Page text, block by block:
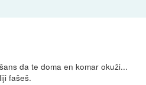
da te doma en komar okuži...
fašeš.